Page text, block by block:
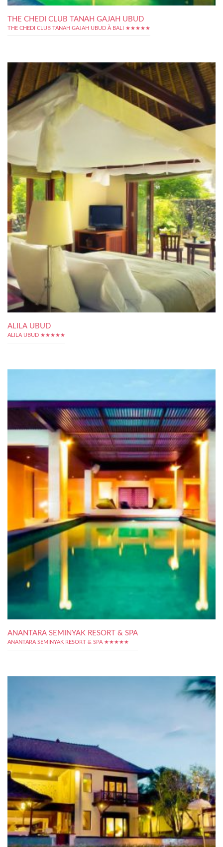
THE CHEDI CLUB TANAH GAJAH UBUD
THE CHEDI CLUB TANAH GAJAH UBUD À BALI ★★★★★
ALILA UBUD
ALILA UBUD ★★★★★
ANANTARA SEMINYAK RESORT & SPA
ANANTARA SEMINYAK RESORT & SPA ★★★★★